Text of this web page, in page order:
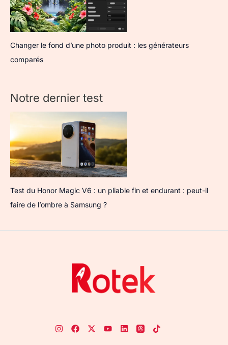
Changer le fond d’une photo produit : les générateurs
comparés
Notre dernier test
Test du Honor Magic V6 : un pliable fin et endurant : peut-il
faire de l’ombre à Samsung ?